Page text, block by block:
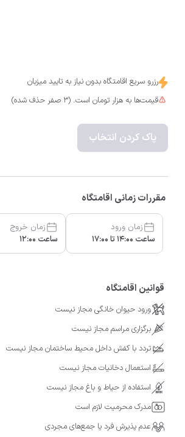
رزرو سریع اقامتگاه بدون نیاز به تایید میزبان
قیمت‌ها به هزار تومان است. (3 صفر حذف شده)
پاک کردن انتخاب
مقررات زمانی اقامتگاه
زمان ورود
ساعت 14:00 تا 17:00
زمان خروج
ساعت 12:00
قوانین اقامتگاه
ورود حیوان خانگی مجاز نیست
برگزاری مراسم مجاز نیست
تردد با کفش داخل محیط ساختمان مجاز نیست
استعمال دخانیات مجاز نیست
استفاده از حیاط و باغ مجاز نیست
مدرک محرمیت لازم است
عدم پذیرش فرد یا جمع‌های مجردی